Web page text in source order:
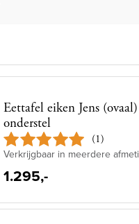
Eettafel eiken Jens
onderstel
(1)
Verkrijgbaar in meerdere
1.295,-